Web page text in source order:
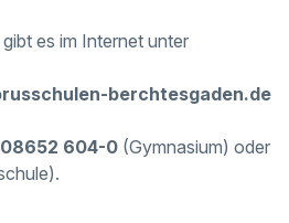
es im Internet unter
berchtesgaden.de
08652 604-0 (Gymnasium) oder